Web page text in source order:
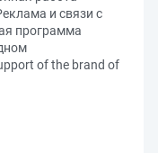
и связи с
программа
of the brand of